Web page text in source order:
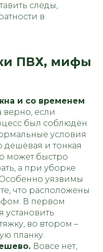
следы,
в
ПВХ, мифы
и со временем
верно, если
был соблюдён
условия
дешёвая и тонкая
может быстро
а при уборке
уязвимы
что расположены
В первом
установить
во втором –
планку.
Вовсе нет,